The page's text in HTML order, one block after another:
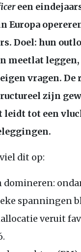
een
Europa
Doel: hun
meetlat
vragen. De
zijn
leidt tot een
dit op:
domineren:
spanningen
veruit